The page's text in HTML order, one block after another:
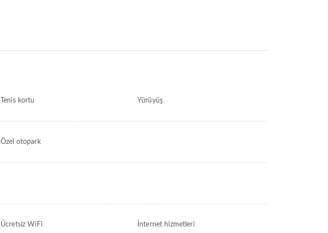
Tenis kortu Yürüyüş
Özel otopark
Ücretsiz WiFi İnternet hizmetleri